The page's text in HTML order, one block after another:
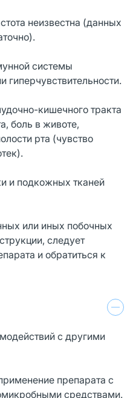
неизвестна (данных
системы
гиперчувствительности.
кишечного тракта
боль в животе,
рта (чувство
и подкожных тканей
или иных побочных
следует
и обратиться к
с другими
препарата с
средствами.